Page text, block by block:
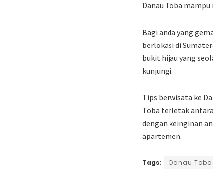
Danau Toba
Bagi anda yang
berlokasi di
bukit hijau yang
kunjungi.
Tips berwisata ke
Toba terletak
dengan keinginan
apartemen.
Tags: Danau Toba